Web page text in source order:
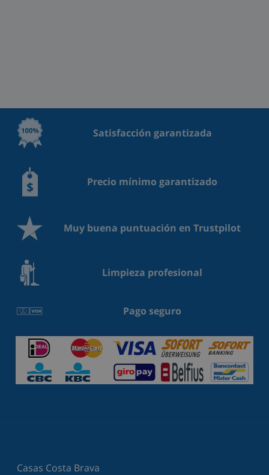
Satisfacción garantizada
Precio mínimo garantizado
Muy buena puntuación en Trustpilot
Limpieza profesional
Pago seguro
Casas Costa Brava